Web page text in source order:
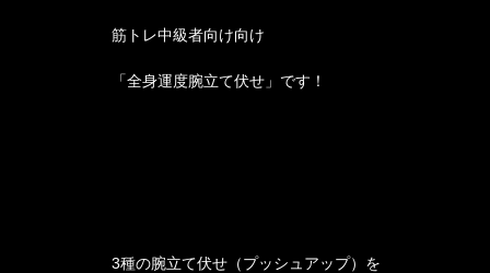
筋トレ中級者向け向け
「全身運度腕立て伏せ」です！
3種の腕立て伏せ（プッシュアップ）を